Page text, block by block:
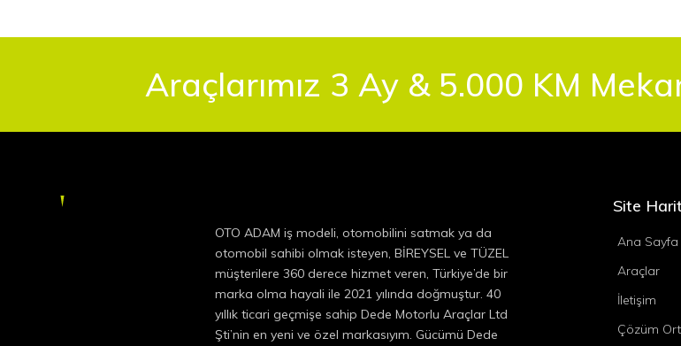
Araçlarımız 3 Ay & 5.000 KM
OTO ADAM iş modeli, otomobilini satmak ya da
otomobil sahibi olmak isteyen, BİREYSEL ve TÜZEL
müşterilere 360 derece hizmet veren, Türkiye’de bir
marka olma hayali ile 2021 yılında doğmuştur. 40
yıllık ticari geçmişe sahip Dede Motorlu Araçlar Ltd
Şti’nin en yeni ve özel markasıyım. Gücümü Dede
Site
Ana Sayfa
Araçlar
İletişim
Çözüm